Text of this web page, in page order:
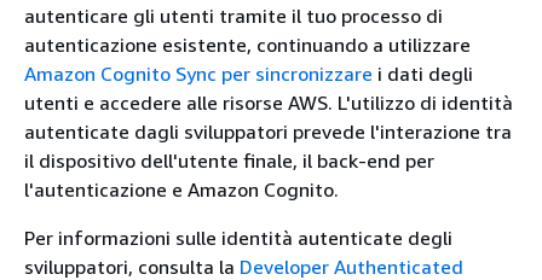
autenticare gli utenti tramite il tuo processo di
autenticazione esistente, continuando a utilizzare
Amazon Cognito Sync per sincronizzare i dati degli
utenti e accedere alle risorse AWS. L'utilizzo di identità
autenticate dagli sviluppatori prevede l'interazione tra
il dispositivo dell'utente finale, il back-end per
l'autenticazione e Amazon Cognito.
Per informazioni sulle identità autenticate degli
sviluppatori, consulta la Developer Authenticated